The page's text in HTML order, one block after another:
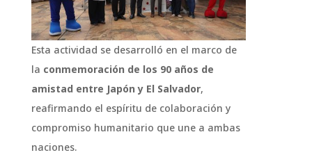
Esta actividad se desarrolló en el marco de
la conmemoración de los 90 años de
amistad entre Japón y El Salvador,
reafirmando el espíritu de colaboración y
compromiso humanitario que une a ambas
naciones.